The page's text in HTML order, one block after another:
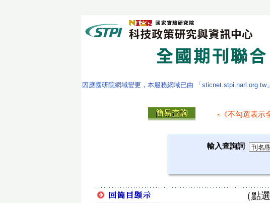
因應國研院網域變更，本服務網域已由 「
《不勾選表示
輸入查詢詞
（點